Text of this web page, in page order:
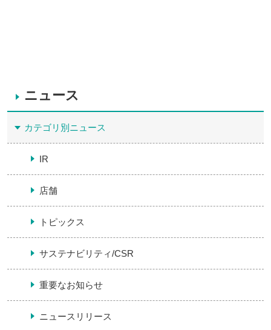
ニュース
カテゴリ別ニュース
IR
店舗
トピックス
サステナビリティ/CSR
重要なお知らせ
ニュースリリース